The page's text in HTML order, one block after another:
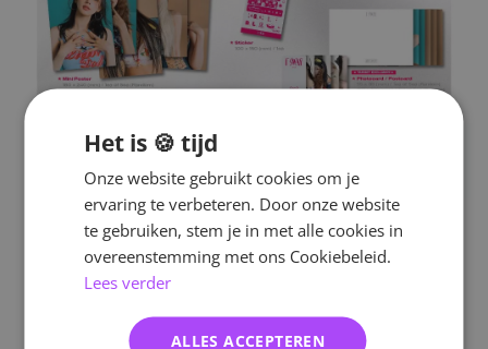
Het is 🍪 tijd
Onze website gebruikt cookies om je
ervaring te verbeteren. Door onze website
te gebruiken, stem je in met alle cookies in
overeenstemming met ons Cookiebeleid.
Lees verder
ALLES ACCEPTEREN